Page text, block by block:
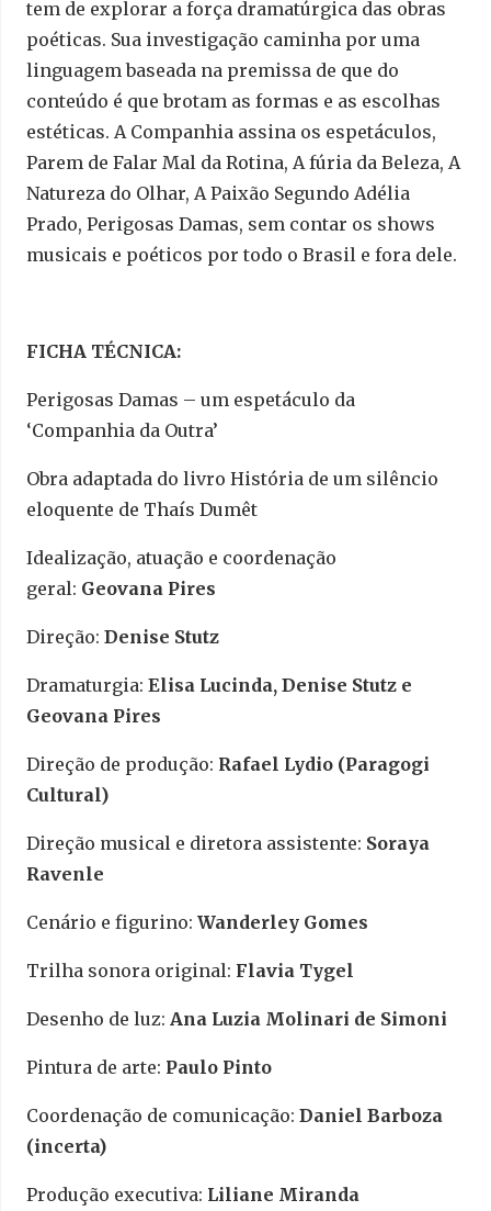
tem de explorar a força dramatúrgica das obras
poéticas. Sua investigação caminha por uma
linguagem baseada na premissa de que do
conteúdo é que brotam as formas e as escolhas
estéticas. A Companhia assina os espetáculos,
Parem de Falar Mal da Rotina, A fúria da Beleza, A
Natureza do Olhar, A Paixão Segundo Adélia
Prado, Perigosas Damas, sem contar os shows
musicais e poéticos por todo o Brasil e fora dele.
FICHA TÉCNICA:
Perigosas Damas – um espetáculo da
‘Companhia da Outra’
Obra adaptada do livro História de um silêncio
eloquente de Thaís Dumêt
Idealização, atuação e coordenação
geral: Geovana Pires
Direção: Denise Stutz
Dramaturgia: Elisa Lucinda, Denise Stutz e
Geovana Pires
Direção de produção: Rafael Lydio (Paragogi
Cultural)
Direção musical e diretora assistente: Soraya
Ravenle
Cenário e figurino: Wanderley Gomes
Trilha sonora original: Flavia Tygel
Desenho de luz: Ana Luzia Molinari de Simoni
Pintura de arte: Paulo Pinto
Coordenação de comunicação: Daniel Barboza
(incerta)
Produção executiva: Liliane Miranda